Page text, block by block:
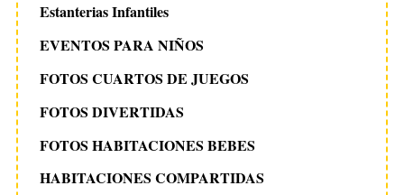
Estanterias Infantiles
EVENTOS PARA NIÑOS
FOTOS CUARTOS DE JUEGOS
FOTOS DIVERTIDAS
FOTOS HABITACIONES BEBES
HABITACIONES COMPARTIDAS